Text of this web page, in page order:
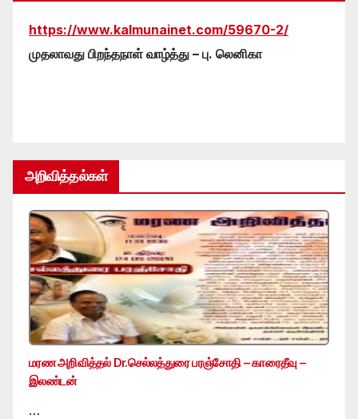
https://www.kalmunainet.com/59670-2/
முதலாவது பிறந்தநாள் வாழ்த்து – பு. லெனிகா
அறிவித்தல்கள்
மரண அறிவித்தல் Dr.செல்லத்துரை பரஞ்சோதி – காரைதீவு –
இலண்டன்
…